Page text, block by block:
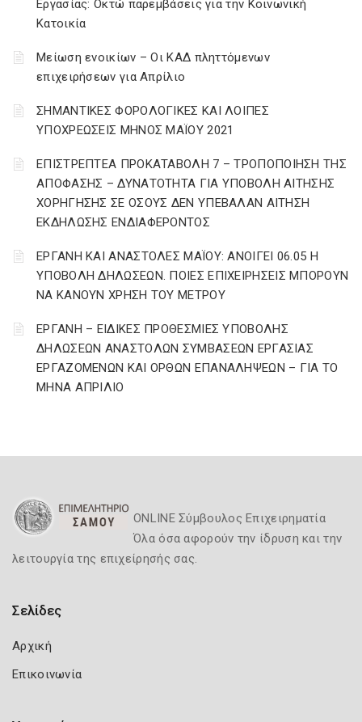
Εργασίας: Οκτώ παρεμβάσεις για την Κοινωνική
Κατοικία
Μείωση ενοικίων – Οι ΚΑΔ πληττόμενων
επιχειρήσεων για Απρίλιο
ΣΗΜΑΝΤΙΚΕΣ ΦΟΡΟΛΟΓΙΚΕΣ ΚΑΙ ΛΟΙΠΕΣ
ΥΠΟΧΡΕΩΣΕΙΣ ΜΗΝΟΣ ΜΑΪΟΥ 2021
ΕΠΙΣΤΡΕΠΤΕΑ ΠΡΟΚΑΤΑΒΟΛΗ 7 – ΤΡΟΠΟΠΟΙΗΣΗ ΤΗΣ
ΑΠΟΦΑΣΗΣ – ΔΥΝΑΤΟΤΗΤΑ ΓΙΑ ΥΠΟΒΟΛΗ ΑΙΤΗΣΗΣ
ΧΟΡΗΓΗΣΗΣ ΣΕ ΟΣΟΥΣ ΔΕΝ ΥΠΕΒΑΛΑΝ ΑΙΤΗΣΗ
ΕΚΔΗΛΩΣΗΣ ΕΝΔΙΑΦΕΡΟΝΤΟΣ
ΕΡΓΑΝΗ ΚΑΙ ΑΝΑΣΤΟΛΕΣ ΜΑΪΟΥ: ΑΝΟΙΓΕΙ 06.05 Η
ΥΠΟΒΟΛΗ ΔΗΛΩΣΕΩΝ. ΠΟΙΕΣ ΕΠΙΧΕΙΡΗΣΕΙΣ ΜΠΟΡΟΥΝ
ΝΑ ΚΑΝΟΥΝ ΧΡΗΣΗ ΤΟΥ ΜΕΤΡΟΥ
ΕΡΓΑΝΗ – ΕΙΔΙΚΕΣ ΠΡΟΘΕΣΜΙΕΣ ΥΠΟΒΟΛΗΣ
ΔΗΛΩΣΕΩΝ ΑΝΑΣΤΟΛΩΝ ΣΥΜΒΑΣΕΩΝ ΕΡΓΑΣΙΑΣ
ΕΡΓΑΖΟΜΕΝΩΝ ΚΑΙ ΟΡΘΩΝ ΕΠΑΝΑΛΗΨΕΩΝ – ΓΙΑ ΤΟ
ΜΗΝΑ ΑΠΡΙΛΙΟ
ONLINE Σύμβουλος Επιχειρηματία
Όλα όσα αφορούν την ίδρυση και την
λειτουργία της επιχείρησής σας.
Σελίδες
Αρχική
Επικοινωνία